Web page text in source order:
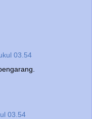
03.54
03.54